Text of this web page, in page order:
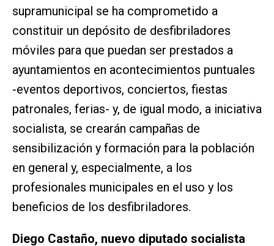
supramunicipal se ha comprometido a
constituir un depósito de desfibriladores
móviles para que puedan ser prestados a
ayuntamientos en acontecimientos puntuales
-eventos deportivos, conciertos, fiestas
patronales, ferias- y, de igual modo, a iniciativa
socialista, se crearán campañas de
sensibilización y formación para la población
en general y, especialmente, a los
profesionales municipales en el uso y los
beneficios de los desfibriladores.
Diego Castaño, nuevo diputado socialista